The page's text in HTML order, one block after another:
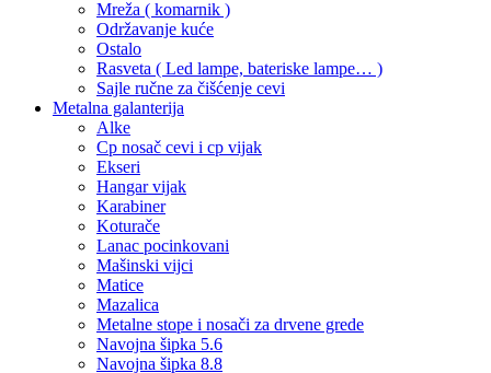
Mreža ( komarnik )
Održavanje kuće
Ostalo
Rasveta ( Led lampe, bateriske lampe… )
Sajle ručne za čišćenje cevi
Metalna galanterija
Alke
Cp nosač cevi i cp vijak
Ekseri
Hangar vijak
Karabiner
Koturače
Lanac pocinkovani
Mašinski vijci
Matice
Mazalica
Metalne stope i nosači za drvene grede
Navojna šipka 5.6
Navojna šipka 8.8